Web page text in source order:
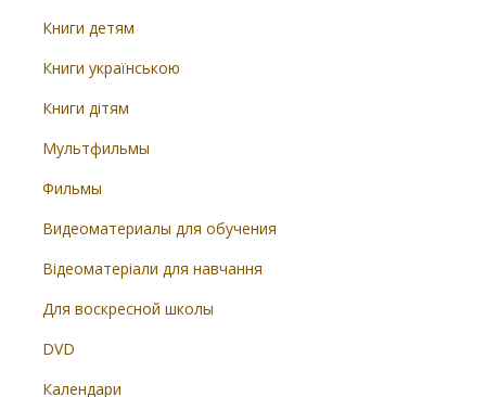
Книги детям
Книги українською
Книги дітям
Мультфильмы
Фильмы
Видеоматериалы для обучения
Відеоматеріали для навчання
Для воскресной школы
DVD
Календари